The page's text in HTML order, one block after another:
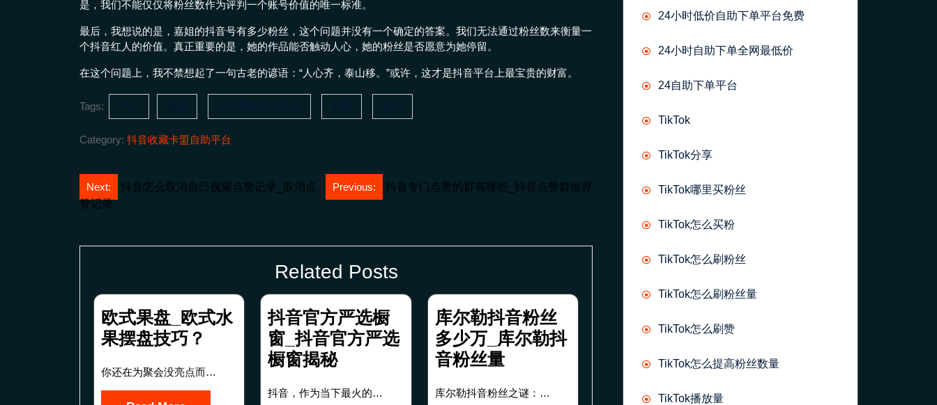
是，我们不能仅仅将粉丝数作为评判一个账号价值的唯一标准。
最后，我想说的是，嘉姐的抖音号有多少粉丝，这个问题并没有一个确定的答案。我们无法通过粉丝数来衡量一
个抖音红人的价值。真正重要的是，她的作品能否触动人心，她的粉丝是否愿意为她停留。
在这个问题上，我不禁想起了一句古老的谚语：“人心齐，泰山移。”或许，这才是抖音平台上最宝贵的财富。
Tags:
Category: 抖音收藏卡盟自助平台
文
导
Previous: 抖音专门点赞的群有哪些_抖音点赞群推荐
Next:
抖音怎么取消自己视频点赞记录_取消点
赞记录
Related Posts
欧式果盘_欧式水
果摆盘技巧？
你还在为聚会没亮点而…
抖音官方严选橱
窗_抖音官方严选
橱窗揭秘
抖音，作为当下最火的…
库尔勒抖音粉丝
多少万_库尔勒抖
音粉丝量
库尔勒抖音粉丝之谜：…
24小时低价自助下单平台免费
24小时自助下单全网最低价
24自助下单平台
TikTok
TikTok分享
TikTok哪里买粉丝
TikTok怎么买粉
TikTok怎么刷粉丝
TikTok怎么刷粉丝量
TikTok怎么刷赞
TikTok怎么提高粉丝数量
TikTok播放量